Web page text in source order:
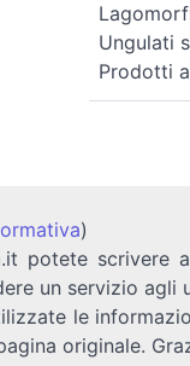
Ungulati
Prodotti
)
potete scrivere
un servizio agli
le
originale.